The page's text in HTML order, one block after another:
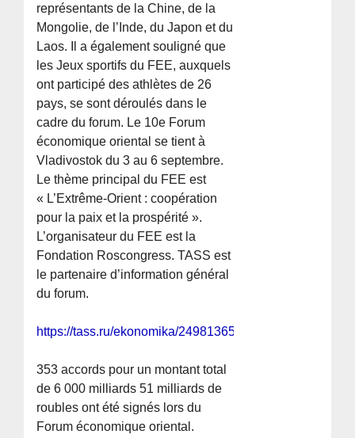
représentants de la Chine, de la
Mongolie, de l’Inde, du Japon et du
Laos. Il a également souligné que
les Jeux sportifs du FEE, auxquels
ont participé des athlètes de 26
pays, se sont déroulés dans le
cadre du forum. Le 10e Forum
économique oriental se tient à
Vladivostok du 3 au 6 septembre.
Le thème principal du FEE est
« L’Extrême-Orient : coopération
pour la paix et la prospérité ».
L’organisateur du FEE est la
Fondation Roscongress. TASS est
le partenaire d’information général
du forum.
https://tass.ru/ekonomika/24981365
353 accords pour un montant total
de 6 000 milliards 51 milliards de
roubles ont été signés lors du
Forum économique oriental.